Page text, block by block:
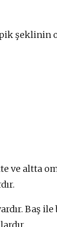
şeklinin
ve altta
Baş ile